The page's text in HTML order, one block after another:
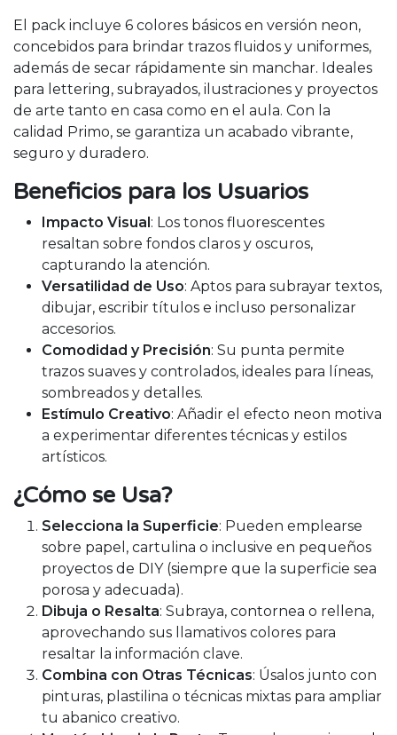
El pack incluye 6 colores básicos en versión neon,
concebidos para brindar trazos fluidos y uniformes,
además de secar rápidamente sin manchar. Ideales
para lettering, subrayados, ilustraciones y proyectos
de arte tanto en casa como en el aula. Con la
calidad Primo, se garantiza un acabado vibrante,
seguro y duradero.
Beneficios para los Usuarios
Impacto Visual : Los tonos fluorescentes
resaltan sobre fondos claros y oscuros,
capturando la atención.
Versatilidad de Uso: Aptos para subrayar textos,
dibujar, escribir títulos e incluso personalizar
accesorios.
Comodidad y Precisión: Su punta permite
trazos suaves y controlados, ideales para líneas,
sombreados y detalles.
Estímulo Creativo: Añadir el efecto neon motiva
a experimentar diferentes técnicas y estilos
artísticos.
¿Cómo se Usa?
Selecciona la Superficie: Pueden emplearse
sobre papel, cartulina o inclusive en pequeños
proyectos de DIY (siempre que la superficie sea
porosa y adecuada).
Dibuja o Resalta: Subraya, contornea o rellena,
aprovechando sus llamativos colores para
resaltar la información clave.
Combina con Otras Técnicas: Úsalos junto con
pinturas, plastilina o técnicas mixtas para ampliar
tu abanico creativo.